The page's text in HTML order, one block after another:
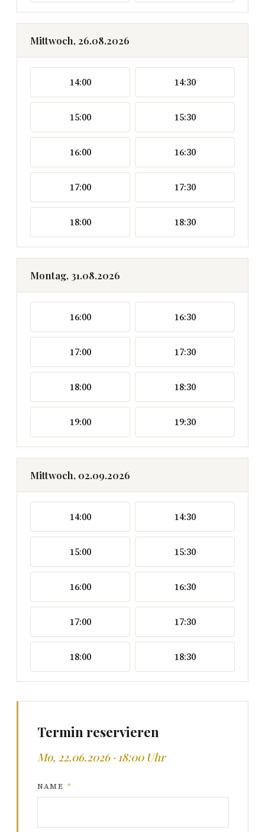
Mittwoch, 26.08.2026
14:00 14:30
15:00 15:30
16:00 16:30
17:00 17:30
18:00 18:30
Montag, 31.08.2026
16:00 16:30
17:00 17:30
18:00 18:30
19:00 19:30
Mittwoch, 02.09.2026
14:00 14:30
15:00 15:30
16:00 16:30
17:00 17:30
18:00 18:30
Termin reservieren
Mo, 22.06.2026 · 18:00 Uhr
NAME *